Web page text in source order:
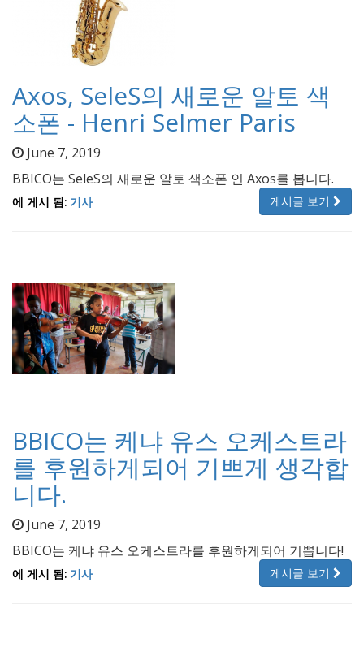
Axos, SeleS의 새로운 알토 색
소폰 - Henri Selmer Paris
June 7, 2019
BBICO는 SeleS의 새로운 알토 색소폰 인 Axos를 봅니다.
게시글 보기
에 게시 됨: 기사
BBICO는 케냐 유스 오케스트라
를 후원하게되어 기쁘게 생각합
니다.
June 7, 2019
BBICO는 케냐 유스 오케스트라를 후원하게되어 기쁩니다!
게시글 보기
에 게시 됨: 기사